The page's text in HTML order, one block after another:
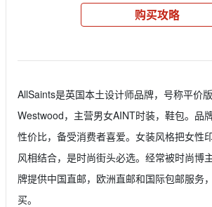
购买攻略
AllSaints是英国本土设计师品牌，号称平价
Westwood，主营男女AINT时装，鞋包。品
性价比，备受消费者喜爱。女装风格把女性
风相结合，是时尚街头必选。经常被时尚博
牌提供中国直邮，欧洲直邮和国际包邮服务
买。